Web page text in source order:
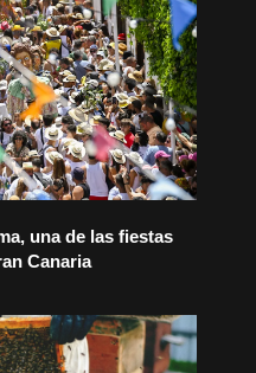
una de las fiestas
Canaria